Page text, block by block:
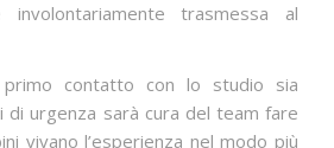
trasmessa al
contatto con lo studio sia
di urgenza sarà cura del team fare
vivano l’esperienza nel modo più